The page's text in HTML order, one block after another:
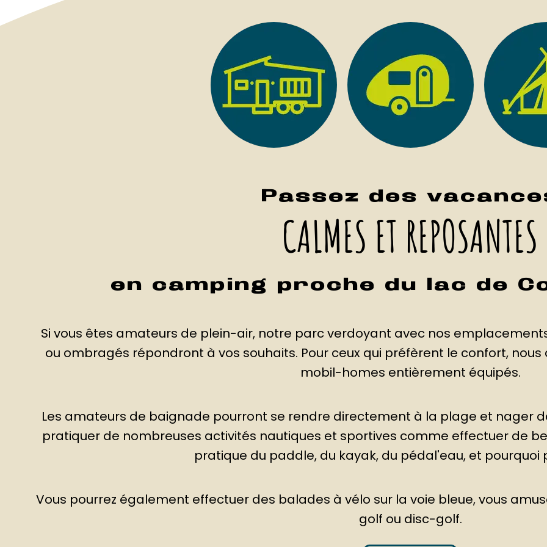
Passez des
CALMES ET REPOSANTES
en camping proche du lac de
Si vous êtes amateurs de plein-air, notre parc verdoyant avec nos
ou ombragés répondront à vos souhaits. Pour ceux qui préfèrent le confort,
mobil-homes entièrement équipés.
Les amateurs de baignade pourront se rendre directement à la plage et nager
pratiquer de nombreuses activités nautiques et sportives comme effectuer de
pratique du paddle, du kayak, du pédal'eau, et pourquoi
Vous pourrez également effectuer des balades à vélo sur la voie bleue, vous
golf ou disc-golf.